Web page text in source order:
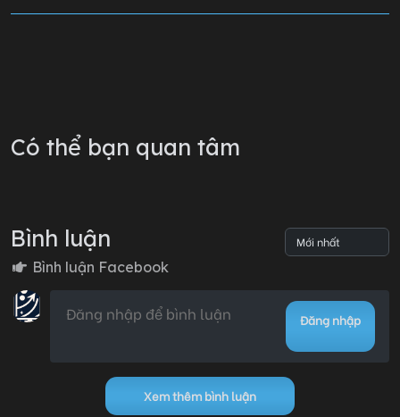
Chương 06 14/10/2025 14:31 0
14/10/2025 14:31
Có thể bạn quan tâm
Bình luận
Bình luận Facebook
Đăng nhập
Xem thêm bình luận